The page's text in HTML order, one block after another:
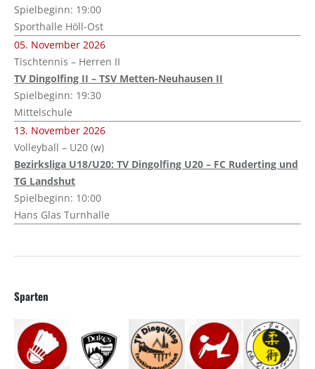
Spielbeginn: 19:00
Sporthalle Höll-Ost
05. November 2026
Tischtennis – Herren II
TV Dingolfing II – TSV Metten-Neuhausen II
Spielbeginn: 19:30
Mittelschule
13. November 2026
Volleyball – U20 (w)
Bezirksliga U18/U20: TV Dingolfing U20 – FC Ruderting und
TG Landshut
Spielbeginn: 10:00
Hans Glas Turnhalle
Sparten